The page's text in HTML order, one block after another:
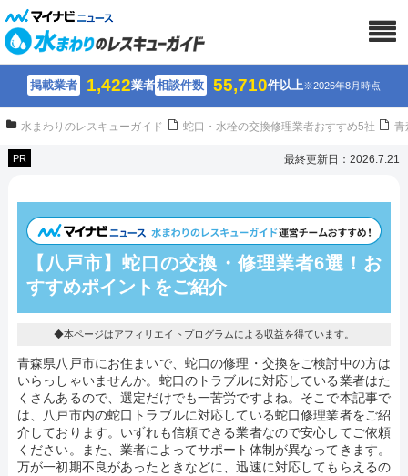
掲載業者 1,422業者相談件数 55,710件以上※2026年8月時点
水まわりのレスキューガイド 蛇口・水栓の交換修理業者おすすめ5社 青
PR 最終更新日：2026.7.21
【八戸市】蛇口の交換・修理業者6選！ お
すすめポイントをご紹介
◆本ページはアフィリエイトプログラムによる収益を得ています。
青森県八戸市にお住まいで、蛇口の修理・交換をご検討中の方は
いらっしゃいませんか。蛇口のトラブルに対応している業者はた
くさんあるので、選定だけでも一苦労ですよね。そこで本記事で
は、八戸市内の蛇口トラブルに対応している蛇口修理業者をご紹
介しております。いずれも信頼できる業者なので安心してご依頼
ください。また、業者によってサポート体制が異なってきます。
万が一初期不良があったときなどに、迅速に対応してもらえるの